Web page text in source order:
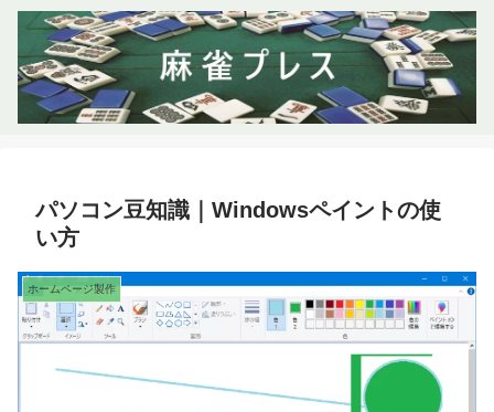
パソコン豆知識｜Windowsペイントの使
い方
ホームページ製作